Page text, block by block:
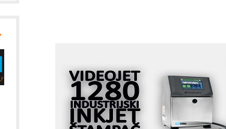
Alba d.o.o. – 35 godina preciznosti u
metrologiji i pametnim dozirnim
rešenjima
IBeRTIM - oprema za ispitivanje
kontrole kvaliteta